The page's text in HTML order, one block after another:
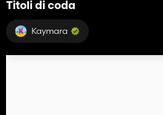
Titoli di coda
Kaymara